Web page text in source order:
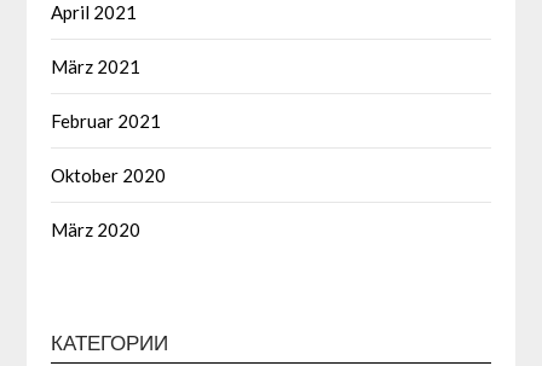
April 2021
März 2021
Februar 2021
Oktober 2020
März 2020
КАТЕГОРИИ